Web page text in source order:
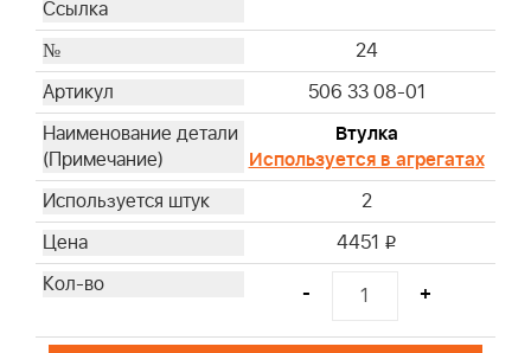
24
506 33 08-01
Втулка
Используется в агрегатах
2
4451 i
- +